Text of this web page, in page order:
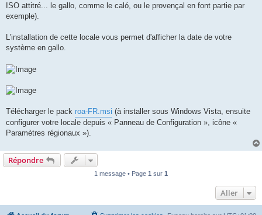
ISO attitré... le gallo, comme le caló, ou le provençal en font partie par
exemple).
L'installation de cette locale vous permet d'afficher la date de votre
système en gallo.
Télécharger le pack roa-FR.msi (à installer sous Windows Vista, ensuite
configurer votre locale depuis « Panneau de Configuration », icône «
Paramètres régionaux »).
Répondre
1 message • Page 1 sur 1
Aller